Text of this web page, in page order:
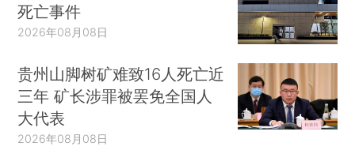
死亡事件
2026年08月08日
贵州山脚树矿难致16人死亡近
三年 矿长涉罪被罢免全国人
大代表
2026年08月08日